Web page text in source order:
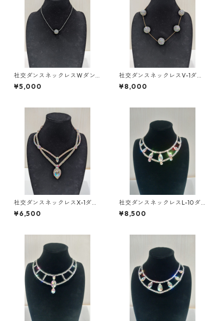
社交ダンスネックレスWダン
スアクセサリーベリーダンス
ブライダルアクセサリー
¥5,000
社交ダンスネックレスV-1ダン
スアクセサリーベリーダンス
ブライダルアクセサリー
¥8,000
社交ダンスネックレスX-1ダン
スアクセサリーベリーダンス
ブライダルアクセサリー
¥6,500
社交ダンスネックレスL-10ダ
ンスアクセサリーベリーダン
スブライダルアクセサリー
¥8,500